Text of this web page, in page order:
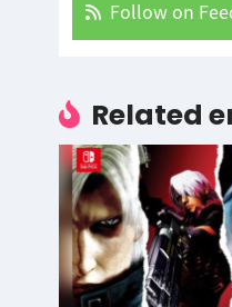
Follow on
Related